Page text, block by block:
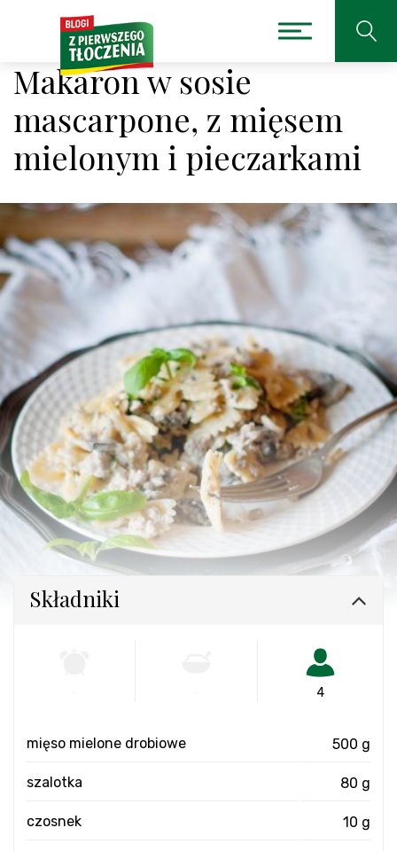
Makaron w sosie
mascarpone, z mięsem
mielonym i pieczarkami
Składniki
4
mięso mielone drobiowe 500 g
szalotka 80 g
czosnek 10 g